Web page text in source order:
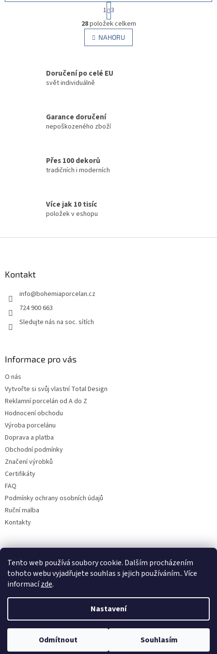
Tento web používá soubory cookie. Dalším procházením
tohoto webu vyjadřujete souhlas s jejich používáním.. Více
informacízde.
Nastavení
Odmítnout Souhlasím
O
v
l
á
c
y
i
s
S
t
r
á
n
k
á
1 3
28položek celkem
NAHORU
Doručení po celé EU
svět individuálně
Garance doručení
nepoškozeného zboží
Přes 100 dekorů
tradičních i moderních
Více jak 10 tisíc
položek v eshopu
Kontakt
info@bohemiaporcelan.cz
724 900 663
Sledujte nás na soc. sítích
Informace pro vás
O nás
Vytvořte si svůj vlastní Total Design
Reklamní porcelán od A do Z
Hodnocení obchodu
Výroba porcelánu
Doprava a platba
Obchodní podmínky
Značení výrobků
Certifikáty
FAQ
Podmínky ochrany osobních údajů
Ruční malba
Kontakty
Facebook
Copyright 2026Bohemia porcelán 1987 . Všechna práva vyhrazena.